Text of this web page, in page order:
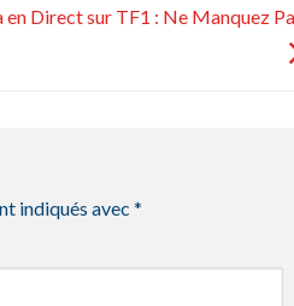
en Direct sur TF1 : Ne Manquez
indiqués avec *